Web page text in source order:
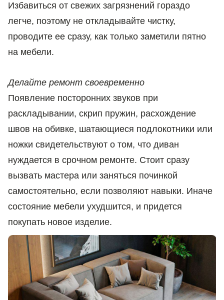
Избавиться от свежих загрязнений гораздо
легче, поэтому не откладывайте чистку,
проводите ее сразу, как только заметили пятно
на мебели.
Делайте ремонт своевременно
Появление посторонних звуков при
раскладывании, скрип пружин, расхождение
швов на обивке, шатающиеся подлокотники или
ножки свидетельствуют о том, что диван
нуждается в срочном ремонте. Стоит сразу
вызвать мастера или заняться починкой
самостоятельно, если позволяют навыки. Иначе
состояние мебели ухудшится, и придется
покупать новое изделие.